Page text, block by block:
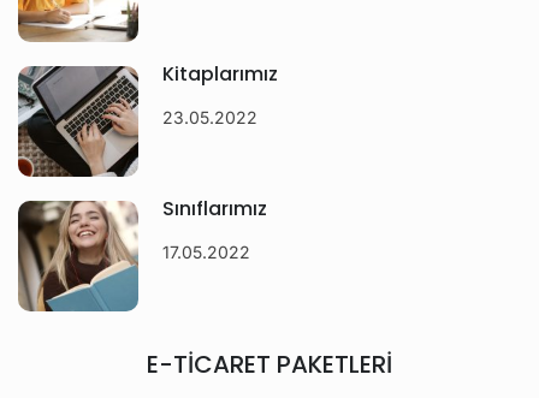
Kitaplarımız
23.05.2022
Sınıflarımız
17.05.2022
E-TİCARET PAKETLERİ